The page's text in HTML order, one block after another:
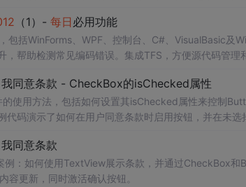
（1）- 每日 必用功能
包括WinForms、WPF、控制台、C#、VisualBasic及
帮助检测常见编码错误。集成TFS，方便源代码管理
我同意条款 - CheckBox的isChecked属性
使用方法，包括如何设置其isChecked属性来控制
码演示了如何在用户同意条款时启用按钮，并在未选
我同意条款
：如何使用TextView展示条款，并通过CheckBox和
更新，同时激活确认按钮。